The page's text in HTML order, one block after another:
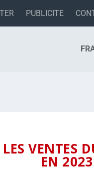
PUBLICITE
VENTES
EN 2023